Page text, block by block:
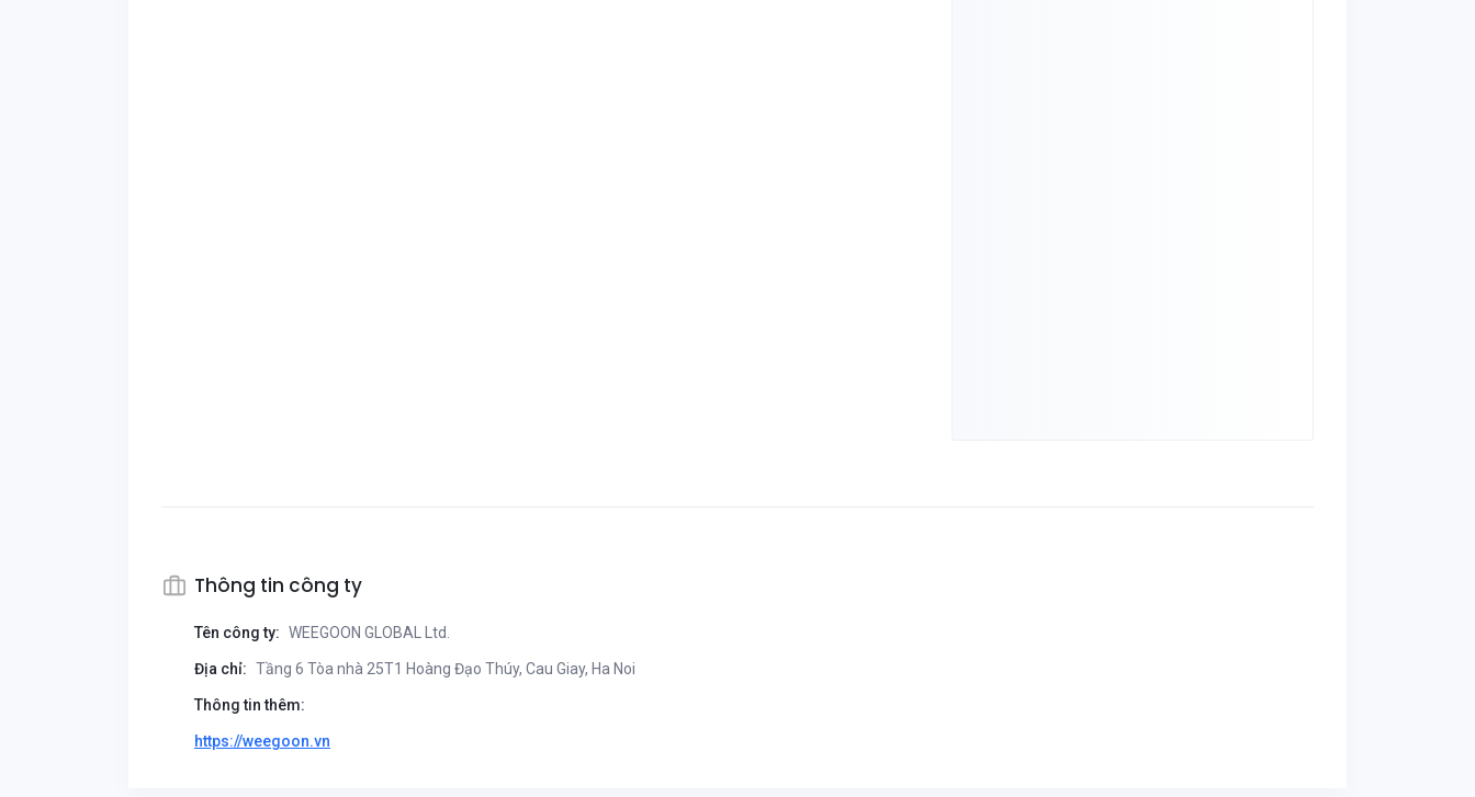
Thông tin công ty
Tên công ty: WEEGOON GLOBAL Ltd.
Địa chỉ: Tầng 6 Tòa nhà 25T1 Hoàng Đạo Thúy, Cau Giay, Ha Noi
Thông tin thêm:
https://weegoon.vn